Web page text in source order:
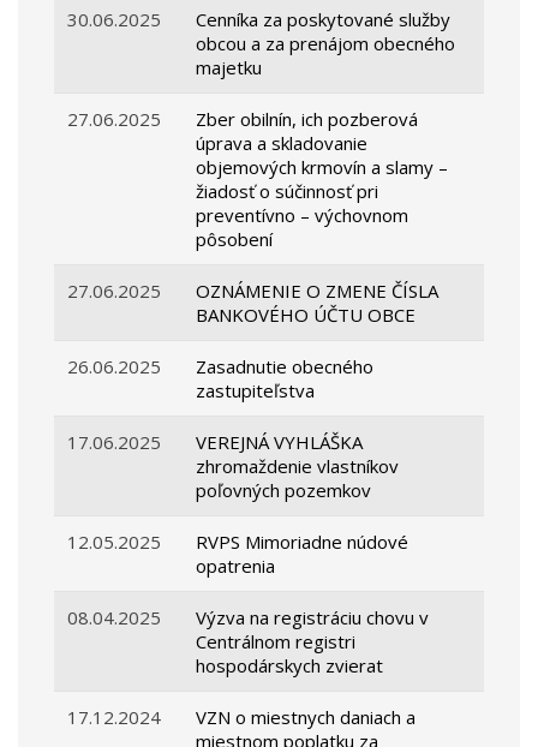
30.06.2025
Cenníka za poskytované služby
obcou a za prenájom obecného
majetku
27.06.2025
Zber obilnín, ich pozberová
úprava a skladovanie
objemových krmovín a slamy –
žiadosť o súčinnosť pri
preventívno – výchovnom
pôsobení
27.06.2025
OZNÁMENIE O ZMENE ČÍSLA
BANKOVÉHO ÚČTU OBCE
26.06.2025
Zasadnutie obecného
zastupiteľstva
17.06.2025
VEREJNÁ VYHLÁŠKA
zhromaždenie vlastníkov
poľovných pozemkov
12.05.2025
RVPS Mimoriadne núdové
opatrenia
08.04.2025
Výzva na registráciu chovu v
Centrálnom registri
hospodárskych zvierat
17.12.2024
VZN o miestnych daniach a
miestnom poplatku za